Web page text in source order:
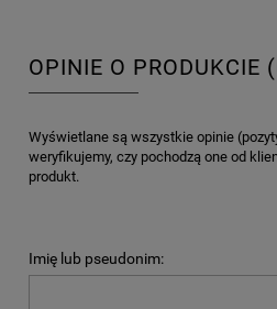
OPINIE O PRODUKCIE
Wyświetlane są wszystkie opinie
weryfikujemy, czy pochodzą one od
produkt.
Imię lub pseudonim: